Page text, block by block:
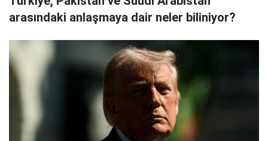
arasındaki anlaşmaya dair neler biliniyor?